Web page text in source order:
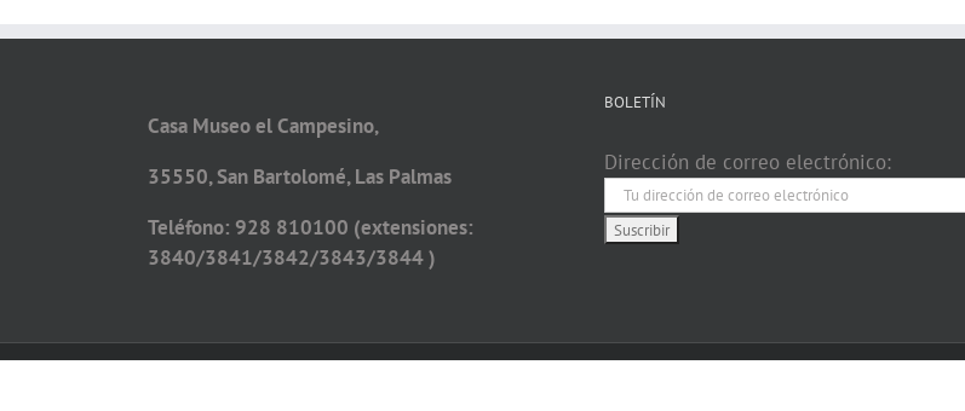
Casa Museo el Campesino,
35550, San Bartolomé, Las Palmas
Teléfono: 928 810100 (extensiones:
3840/3841/3842/3843/3844 )
BOLETÍN
Dirección de correo electrónico: